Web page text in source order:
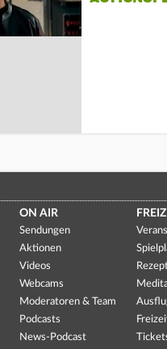
ON AIR
Sendungen
Aktionen
Videos
Webcams
Moderatoren & Team
Podcasts
News-Podcast